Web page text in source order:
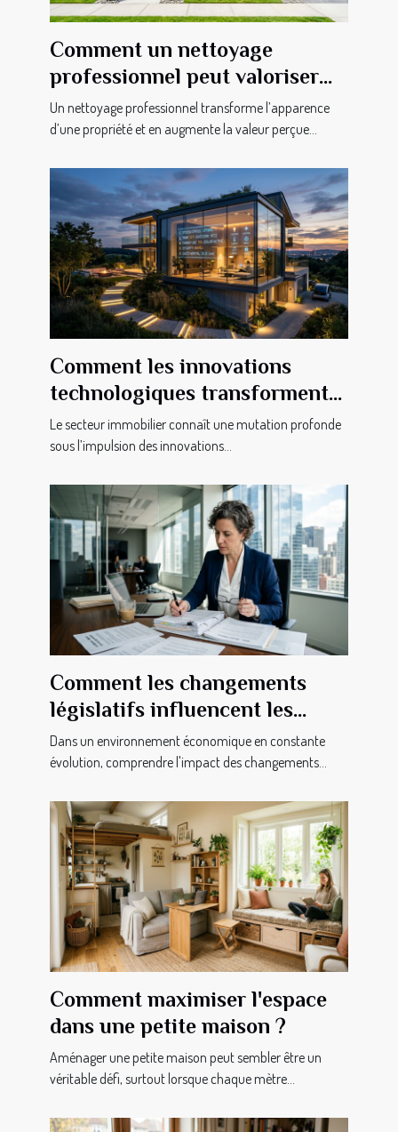
Comment un nettoyage
professionnel peut valoriser
votre propriété?
Un nettoyage professionnel transforme l’apparence
d’une propriété et en augmente la valeur perçue...
Comment les innovations
technologiques transforment-
elles le secteur immobilier ?
Le secteur immobilier connaît une mutation profonde
sous l’impulsion des innovations...
Comment les changements
législatifs influencent les
pratiques commerciales ?
Dans un environnement économique en constante
évolution, comprendre l'impact des changements...
Comment maximiser l'espace
dans une petite maison ?
Aménager une petite maison peut sembler être un
véritable défi, surtout lorsque chaque mètre...